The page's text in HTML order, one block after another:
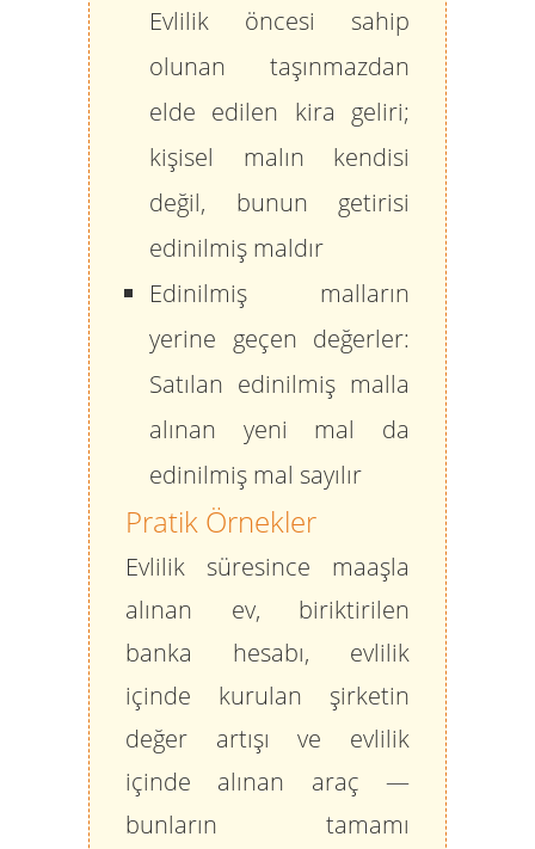
Evlilik öncesi sahip
olunan taşınmazdan
elde edilen kira geliri;
kişisel malın kendisi
değil, bunun getirisi
edinilmiş maldır
Edinilmiş malların
yerine geçen değerler:
Satılan edinilmiş malla
alınan yeni mal da
edinilmiş mal sayılır
Pratik Örnekler
Evlilik süresince maaşla
alınan ev, biriktirilen
banka hesabı, evlilik
içinde kurulan şirketin
değer artışı ve evlilik
içinde alınan araç —
bunların tamamı